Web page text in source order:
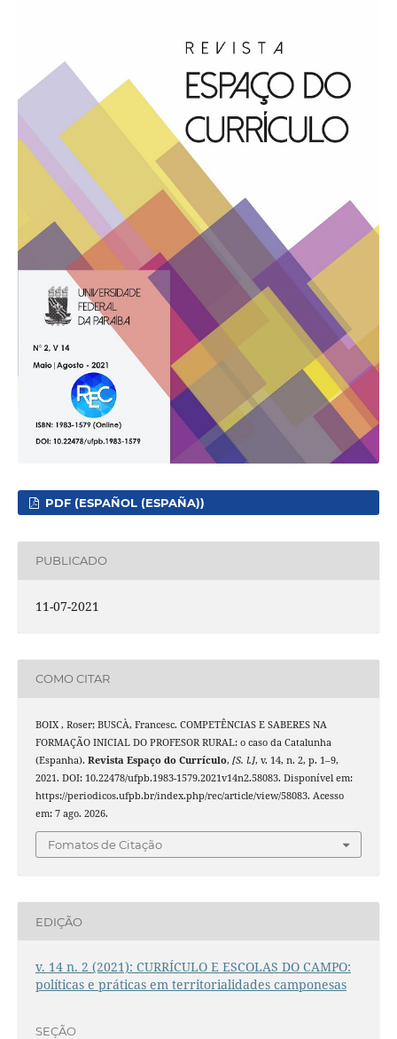
PDF (ESPAÑOL (ESPAÑA))
PUBLICADO
11-07-2021
COMO CITAR
BOIX , Roser; BUSCÀ, Francesc. COMPETÊNCIAS E SABERES NA
FORMAÇÃO INICIAL DO PROFESOR RURAL: o caso da Catalunha
(Espanha). Revista Espaço do Currículo, [S. l.], v. 14, n. 2, p. 1–9,
2021. DOI: 10.22478/ufpb.1983-1579.2021v14n2.58083. Disponível em:
https://periodicos.ufpb.br/index.php/rec/article/view/58083. Acesso
em: 7 ago. 2026.
Fomatos de Citação
EDIÇÃO
v. 14 n. 2 (2021): CURRÍCULO E ESCOLAS DO CAMPO:
políticas e práticas em territorialidades camponesas
SEÇÃO